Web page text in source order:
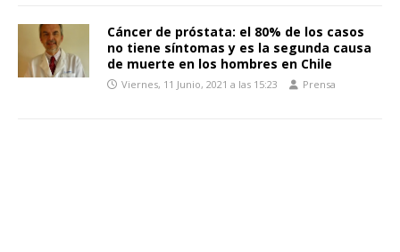
Cáncer de próstata: el 80% de los casos
no tiene síntomas y es la segunda causa
de muerte en los hombres en Chile
Viernes, 11 Junio, 2021 a las 15:23 Prensa